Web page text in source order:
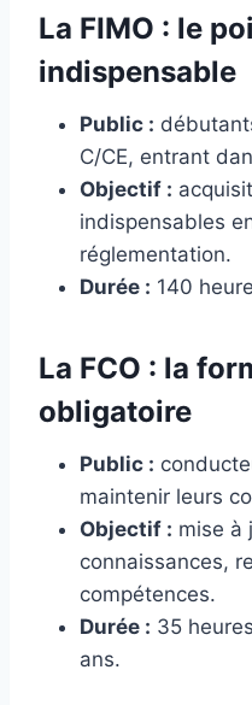
La FIMO : le
indispensable
Public :
C/CE, entrant
Objectif :
indispensables
réglementation.
Durée : 140
La FCO : la
obligatoire
Public :
maintenir leurs
Objectif : mise à
connaissances,
compétences.
Durée : 35
ans.